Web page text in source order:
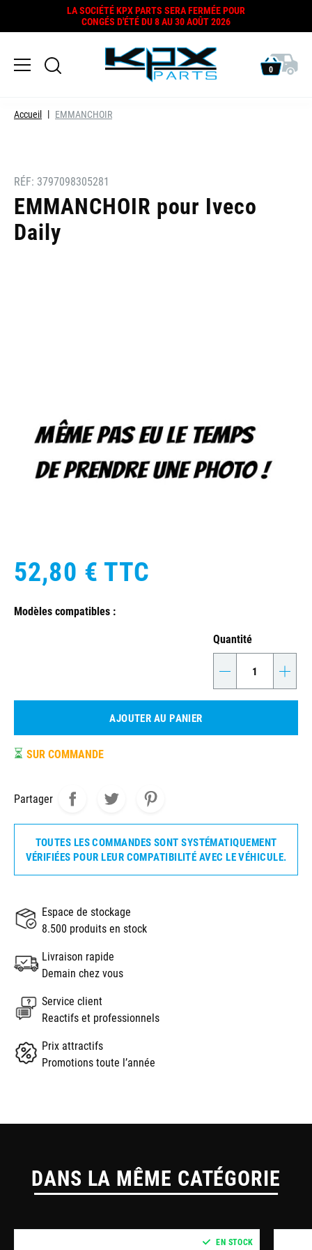
LA SOCIÉTÉ KPX PARTS SERA FERMÉE POUR
CONGÉS D'ÉTÉ DU 8 AU 30 AOÛT 2026
0
Accueil EMMANCHOIR
RÉF: 3797098305281
EMMANCHOIR pour Iveco
Daily
52,80 € TTC
Modèles compatibles :
Quantité
- +
AJOUTER AU PANIER
⏳ SUR COMMANDE
Partager
TOUTES LES COMMANDES SONT SYSTÉMATIQUEMENT
VÉRIFIÉES POUR LEUR COMPATIBILITÉ AVEC LE VÉHICULE.
Espace de stockage
8.500 produits en stock
Livraison rapide
Demain chez vous
Service client
Reactifs et professionnels
Prix attractifs
Promotions toute l’année
DANS LA MÊME CATÉGORIE
EN STOCK